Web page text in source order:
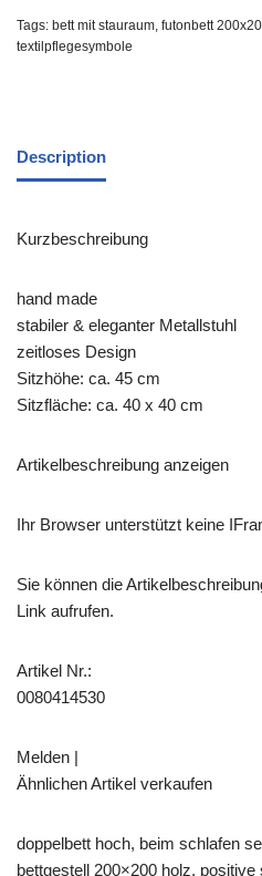
Tags: bett mit stauraum, futonbett
textilpflegesymbole
Description
Kurzbeschreibung
hand made
stabiler & eleganter Metallstuhl
zeitloses Design
Sitzhöhe: ca. 45 cm
Sitzfläche: ca. 40 x 40 cm
Artikelbeschreibung anzeigen
Ihr Browser unterstützt keine
Sie können die
Link aufrufen.
Artikel Nr.:
0080414530
Melden |
Ähnlichen Artikel verkaufen
doppelbett hoch, beim schlafen
bettgestell 200×200 holz,